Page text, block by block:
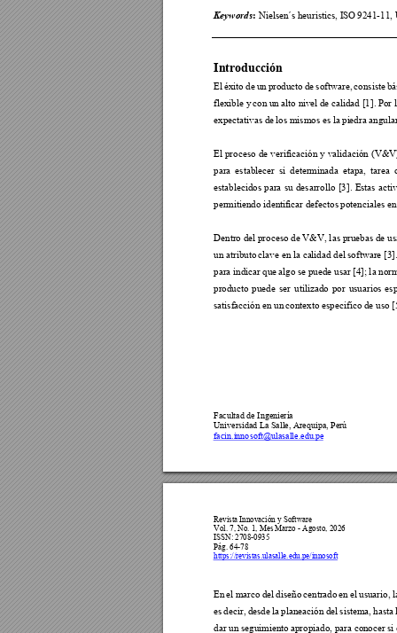
Facultad de Ingeniería
Universidad La Salle, Arequipa, Perú
facin.innosoft@ulasalle.edu.pe
Keywords: Nielsen´s heuristics, ISO 9241-11,
Introducción
El éxito de un producto de software, consiste
flexible y con un alto nivel de calidad [1]. Por
expectativas de los mismos es la piedra
El proceso de verificación y validación
para establecer si determinada etapa, tarea
establecidos para su desarrollo [3]. Estas ac
permitiendo identificar defectos potenciales
Dentro del proceso de V&V, las pruebas de
un atributo clave en la calidad del software
para indicar que algo se puede usar [4]; la nor
producto puede ser utilizado por usuarios
satisfacción en un contexto especifico de uso
Revista Innovación y Software
Vol. 7, No. 1, Mes Marzo - Agosto, 2026
ISSN: 2708-0935
Pág. 64-78
https://revistas.ulasalle.edu.pe/innosoft
En el marco del diseño centrado en el usuario,
es decir, desde la planeación del sistema, hasta
dar un seguimiento apropiado, para conocer si